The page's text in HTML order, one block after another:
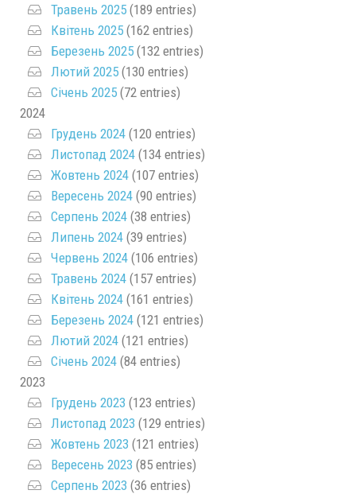
Травень 2025 (189 entries)
Квітень 2025 (162 entries)
Березень 2025 (132 entries)
Лютий 2025 (130 entries)
Січень 2025 (72 entries)
2024
Грудень 2024 (120 entries)
Листопад 2024 (134 entries)
Жовтень 2024 (107 entries)
Вересень 2024 (90 entries)
Серпень 2024 (38 entries)
Липень 2024 (39 entries)
Червень 2024 (106 entries)
Травень 2024 (157 entries)
Квітень 2024 (161 entries)
Березень 2024 (121 entries)
Лютий 2024 (121 entries)
Січень 2024 (84 entries)
2023
Грудень 2023 (123 entries)
Листопад 2023 (129 entries)
Жовтень 2023 (121 entries)
Вересень 2023 (85 entries)
Серпень 2023 (36 entries)